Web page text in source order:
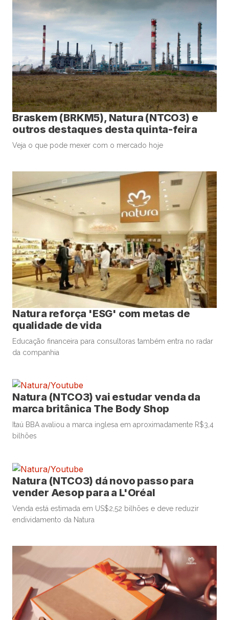
Braskem (BRKM5), Natura (NTCO3) e
outros destaques desta quinta-feira
Veja o que pode mexer com o mercado hoje
Natura reforça 'ESG' com metas de
qualidade de vida
Educação financeira para consultoras também entra no radar
da companhia
Natura (NTCO3) vai estudar venda da
marca britânica The Body Shop
Itaú BBA avaliou a marca inglesa em aproximadamente R$3,4
bilhões
Natura (NTCO3) dá novo passo para
vender Aesop para a L'Oréal
Venda está estimada em US$2,52 bilhões e deve reduzir
endividamento da Natura